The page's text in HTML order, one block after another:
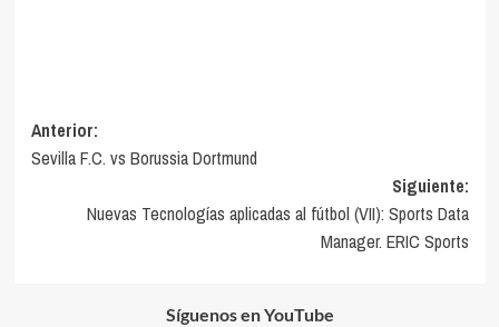
Navegación
de
entradas
Anterior:
Sevilla F.C. vs Borussia Dortmund
Siguiente:
Nuevas Tecnologías aplicadas al fútbol (VII): Sports Data
Manager. ERIC Sports
Síguenos en YouTube